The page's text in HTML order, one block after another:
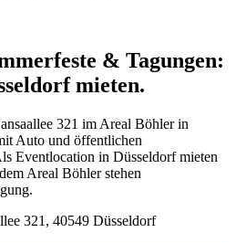
& Tagungen:
mieten.
321 im Areal Böhler in
Auto und öffentlichen
Eventlocation in Düsseldorf mieten
Areal Böhler stehen
321, 40549 Düsseldorf